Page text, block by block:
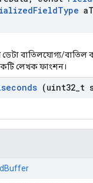
FieldType a
বাতিলযোগ্য/বাতিল
লেখক ফাংশন।
(uint32 t